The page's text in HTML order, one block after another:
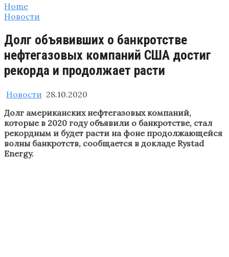
Home
Новости
Долг объявивших о банкротстве
нефтегазовых компаний США достиг
рекорда и продолжает расти
Новости 28.10.2020
Долг американских нефтегазовых компаний,
которые в 2020 году объявили о банкротстве, стал
рекордным и будет расти на фоне продолжающейся
волны банкротств, сообщается в докладе Rystad
Energy.